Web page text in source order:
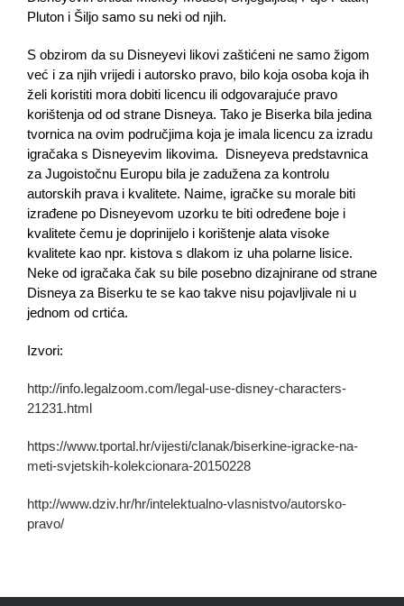
Pluton i Šiljo samo su neki od njih.
S obzirom da su Disneyevi likovi zaštićeni ne samo žigom
već i za njih vrijedi i autorsko pravo, bilo koja osoba koja ih
želi koristiti mora dobiti licencu ili odgovarajuće pravo
korištenja od od strane Disneya. Tako je Biserka bila jedina
tvornica na ovim područjima koja je imala licencu za izradu
igračaka s Disneyevim likovima. Disneyeva predstavnica
za Jugoistočnu Europu bila je zadužena za kontrolu
autorskih prava i kvalitete. Naime, igračke su morale biti
izrađene po Disneyevom uzorku te biti određene boje i
kvalitete čemu je doprinijelo i korištenje alata visoke
kvalitete kao npr. kistova s dlakom iz uha polarne lisice.
Neke od igračaka čak su bile posebno dizajnirane od strane
Disneya za Biserku te se kao takve nisu pojavljivale ni u
jednom od crtića.
Izvori:
http://info.legalzoom.com/legal-use-disney-characters-
21231.html
https://www.tportal.hr/vijesti/clanak/biserkine-igracke-na-
meti-svjetskih-kolekcionara-20150228
http://www.dziv.hr/hr/intelektualno-vlasnistvo/autorsko-
pravo/